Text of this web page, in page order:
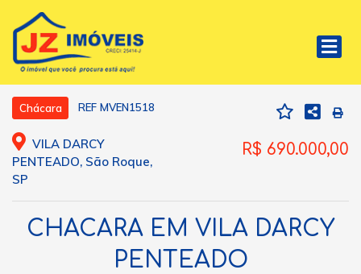
Chácara REF MVEN1518
VILA DARCY
PENTEADO, São Roque,
SP
R$ 690.000,00
CHACARA EM VILA DARCY
PENTEADO